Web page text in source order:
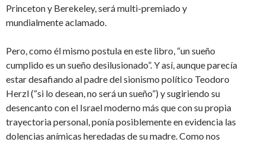
Princeton y Berekeley, será multi-premiado y
mundialmente aclamado.
Pero, como él mismo postula en este libro, “un sueño
cumplido es un sueño desilusionado”. Y así, aunque parecía
estar desafiando al padre del sionismo político Teodoro
Herzl (“si lo desean, no será un sueño”) y sugiriendo su
desencanto con el Israel moderno más que con su propia
trayectoria personal, ponía posiblemente en evidencia las
dolencias anímicas heredadas de su madre. Como nos